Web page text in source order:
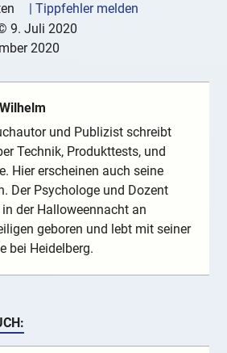
| Tippfehler melden
9. Juli 2020
2020
und Publizist schreibt
Technik, Produkttests, und
Hier erscheinen auch seine
Der Psychologe und Dozent
der Halloweennacht an
geboren und lebt mit seiner
bei Heidelberg.